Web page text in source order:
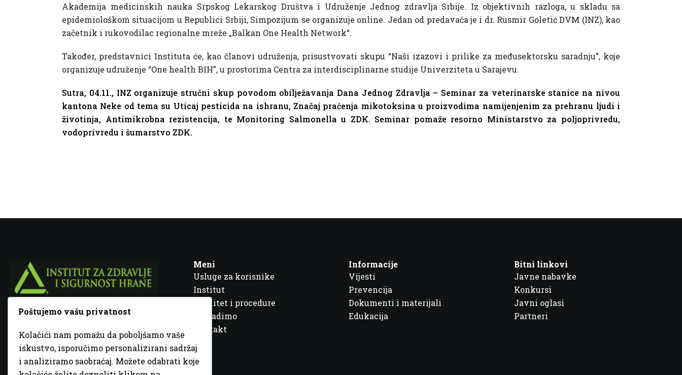
Akademija medicinskih nauka Srpskog Lekarskog Društva i Udruženje Jednog zdravlja Srbije. Iz objektivnih razloga, u skladu sa
epidemiološkom situacijom u Republici Srbiji, Simpozijum se organizuje online. Jedan od predavača je i dr. Rusmir Goletić DVM (INZ), kao
začetnik i rukovodilac regionalne mreže „Balkan One Health Network“.
Također, predstavnici Instituta će, kao članovi udruženja, prisustvovati skupu “Naši izazovi i prilike za međusektorsku saradnju”, koje
organizuje udruženje “One health BIH”, u prostorima Centra za interdisciplinarne studije Univerziteta u Sarajevu.
Sutra, 04.11., INZ organizuje stručni skup povodom obilježavanja Dana Jednog Zdravlja – Seminar za veterinarske stanice na nivou
kantona Neke od tema su Uticaj pesticida na ishranu, Značaj praćenja mikotoksina u proizvodima namijenjenim za prehranu ljudi i
životinja, Antimikrobna rezistencija, te Monitoring Salmonella u ZDK. Seminar pomaže resorno Ministarstvo za poljoprivredu,
vodoprivredu i šumarstvo ZDK.
Fra Ivana Jukića br. 2, 72000 Zenica, BiH
+387 32 448 001
info@inz.ba
Meni
Usluge za korisnike
Institut
Kvalitet i procedure
Šta radimo
Kontakt
Informacije
Vijesti
Prevencija
Dokumenti i materijali
Edukacija
Bitni linkovi
Javne nabavke
Konkursi
Javni oglasi
Partneri
Poštujemo vašu privatnost
Kolačići nam pomažu da poboljšamo vaše
iskustvo, isporučimo personalizirani sadržaj
i analiziramo saobraćaj. Možete odabrati koje